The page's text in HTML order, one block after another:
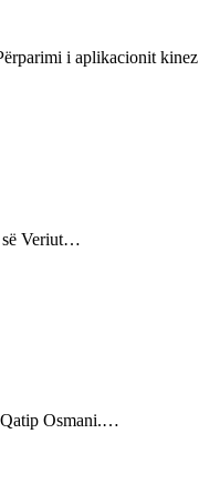
i aplikacionit
së Veriut…
Qatip Osmani.…